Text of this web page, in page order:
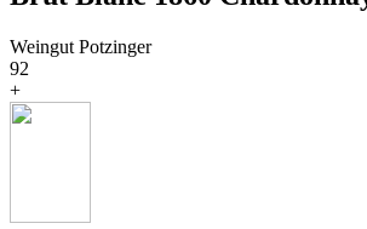
Weingut Potzinger
92
+